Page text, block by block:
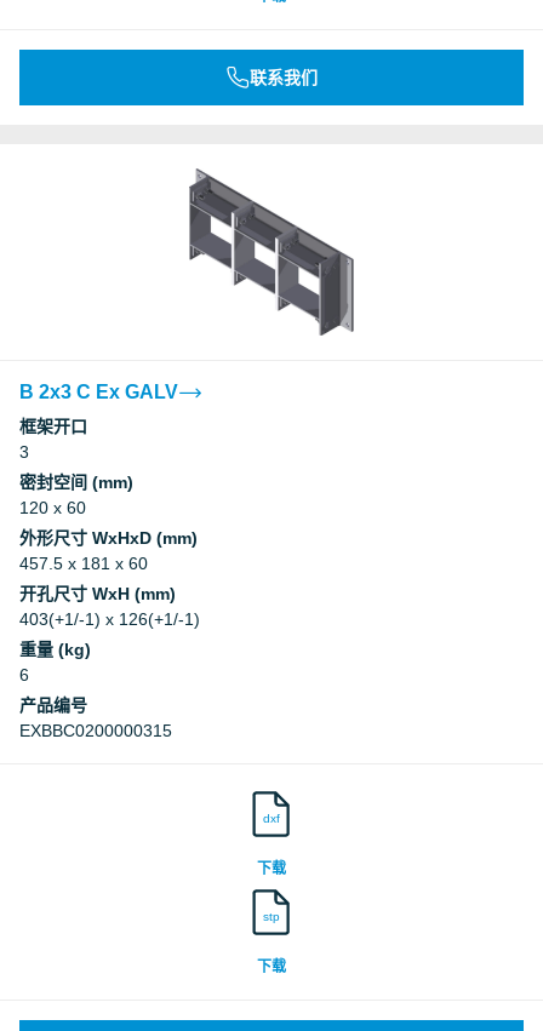
联系我们
B 2x3 C Ex GALV
框架开口
3
密封空间 (mm)
120 x 60
外形尺寸 WxHxD (mm)
457.5 x 181 x 60
开孔尺寸 WxH (mm)
403(+1/-1) x 126(+1/-1)
重量 (kg)
6
产品编号
EXBBC0200000315
dxf
下载
stp
下载